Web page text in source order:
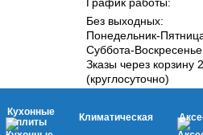
Без выходных:
Понедельник-
Суббота-
Зказы через корзину
(круглосуточно)
Кухонные
плиты
Климатическая